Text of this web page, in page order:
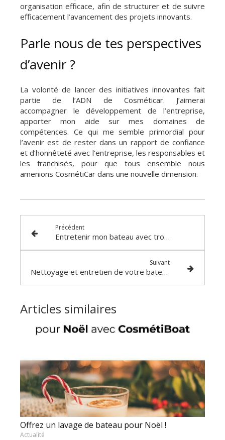
organisation efficace, afin de structurer et de suivre
efficacement l’avancement des projets innovants.
Parle nous de tes perspectives
d’avenir ?
La volonté de lancer des initiatives innovantes fait
partie de l’ADN de Cosméticar. J’aimerai
accompagner le développement de l’entreprise,
apporter mon aide sur mes domaines de
compétences. Ce qui me semble primordial pour
l’avenir est de rester dans un rapport de confiance
et d’honnêteté avec l’entreprise, les responsables et
les franchisés, pour que tous ensemble nous
amenions CosmétiCar dans une nouvelle dimension.
Précédent
Entretenir mon bateau avec trois produits indispensables
Suivant
Nettoyage et entretien de votre bateau : les 3 erreurs à ne pas commettre
Articles similaires
Offrez un lavage de bateau pour Noël !
Actualité